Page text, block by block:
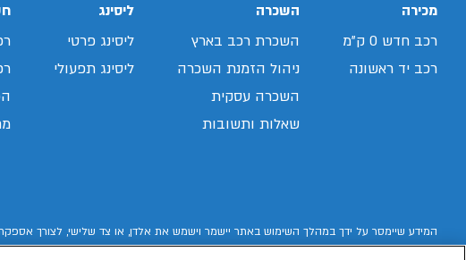
מכירה
רכב חדש 0 ק"מ
רכב יד ראשונה
השכרה
השכרת רכב בארץ
ניהול הזמנת השכרה
השכרה עסקית
שאלות ותשובות
ליסינג
ליסינג פרטי
ליסינג תפעולי
המידע שיימסר על ידך במהלך השימוש באתר יישמר וישמש את אלדן, או צד שלישי, לצורך אספקת